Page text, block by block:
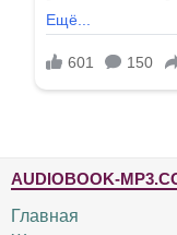
AUDIOBOOK-
Главная